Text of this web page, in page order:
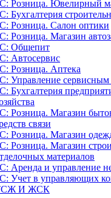
Розница. Ювелирный
Бухгалтерия
Розница. Салон оптики
Розница. Магазин
Общепит
Автосервис
Розница. Аптека
Управление
Бухгалтерия
Розница. Магазин
связи
Розница. Магазин
Розница. Магазин
материалов
Аренда и управление
Учет в управляющих
И ЖСК